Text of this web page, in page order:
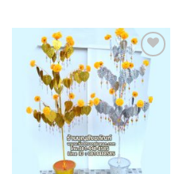
Add to
Wishlist